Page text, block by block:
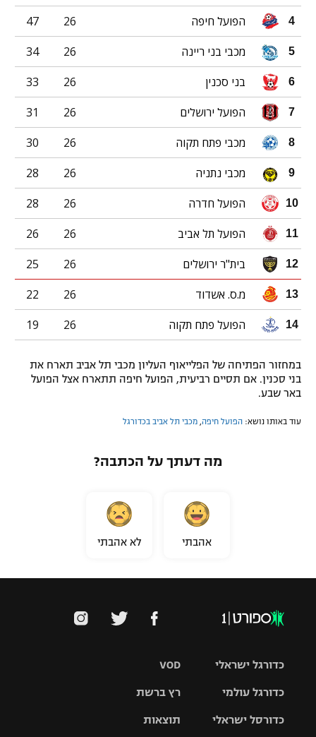
4 הפועל חיפה 26
47
5 מכבי בני ריינה 26
34
6 בני סכנין 26
33
7 הפועל ירושלים 26
31
8 מכבי פתח תקוה 26
30
9 מכבי נתניה 26
28
10 הפועל חדרה 26
28
11 הפועל תל אביב 26
26
12 בית"ר ירושלים 26
25
13 מ.ס. אשדוד 26
22
14 הפועל פתח תקוה 26
19
במחזור הפתיחה של הפלייאוף העליון מכבי תל אביב תארח את
בני סכנין. אם תסיים רביעית, הפועל חיפה תתארח אצל הפועל
באר שבע.
עוד באותו נושא: הפועל חיפה מכבי תל אביב בכדורגל
מה דעתך על הכתבה?
אהבתי לא אהבתי
VOD
רץ ברשת
תוצאות
כדורגל ישראלי
כדורגל עולמי
כדורסל ישראלי